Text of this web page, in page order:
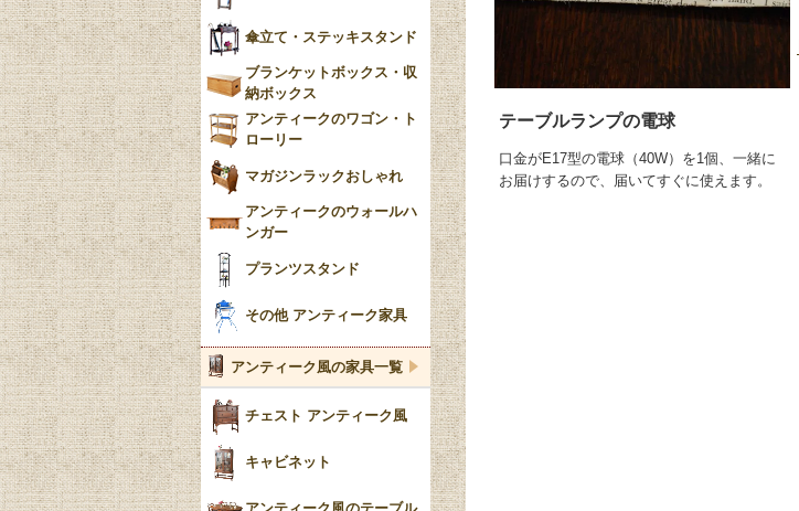
テーブルランプの電球
口金がE17型の電球（40W）を1個、一緒に
お届けするので、届いてすぐに使えます。
傘立て・ステッキスタンド
ブランケットボックス・収
納ボックス
アンティークのワゴン・ト
ローリー
マガジンラックおしゃれ
アンティークのウォールハ
ンガー
プランツスタンド
その他 アンティーク家具
アンティーク風の家具一覧
チェスト アンティーク風
キャビネット